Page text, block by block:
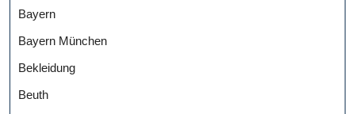
Bayern
Bayern München
Bekleidung
Beuth